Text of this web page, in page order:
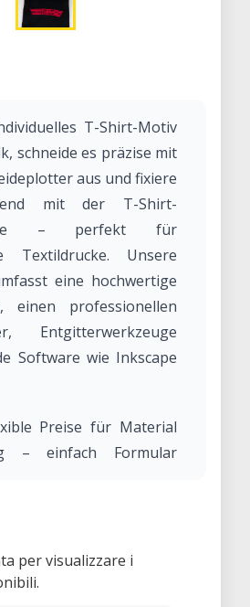
T-Shirt-Motiv
schneide es präzise mit
aus und fixiere
mit der T-Shirt-
– perfekt für
Textildrucke. Unsere
eine hochwertige
einen professionellen
Entgitterwerkzeuge
Software wie Inkscape
Preise für Material
– einfach Formular
DIY-Enthusiast, unsere
Ansprechpartner
bei jedem Schritt.
per visualizzare i